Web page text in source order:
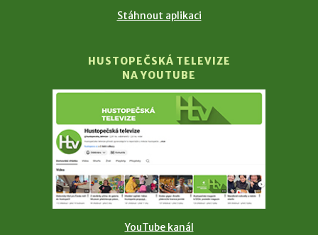
Stáhnout aplikaci
HUSTOPEČSKÁ TELEVIZE
NA YOUTUBE
YouTube kanál